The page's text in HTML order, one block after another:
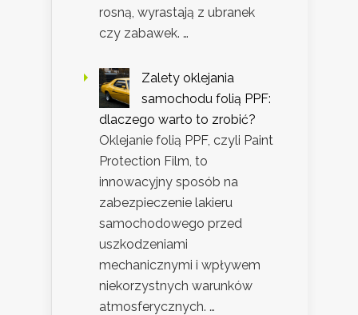
rosną, wyrastają z ubranek
czy zabawek. …
Zalety oklejania
samochodu folią PPF:
dlaczego warto to zrobić?
Oklejanie folią PPF, czyli Paint
Protection Film, to
innowacyjny sposób na
zabezpieczenie lakieru
samochodowego przed
uszkodzeniami
mechanicznymi i wpływem
niekorzystnych warunków
atmosferycznych. …